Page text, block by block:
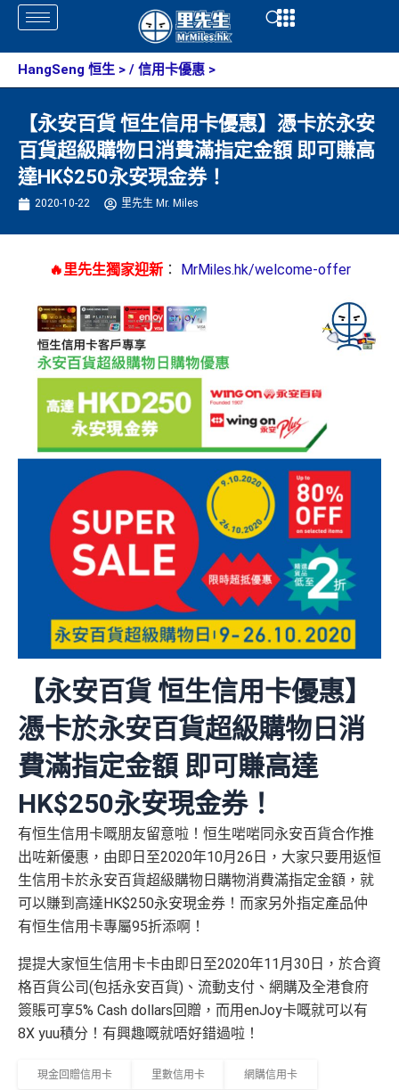
Skip
content
Open
HangSeng 恒生 > / 信用卡優惠 >
【永安百貨 恒生信用卡優惠】憑卡於永安
百貨超級購物日消費滿指定金額 即可賺高
達HK$250永安現金券！
2020-10-22 里先生 Mr. Miles
🔥里先生獨家迎新： MrMiles.hk/welcome-offer
【永安百貨 恒生信用卡優惠】
憑卡於永安百貨超級購物日消
費滿指定金額 即可賺高達
HK$250永安現金券！
有恒生信用卡嘅朋友留意啦！恒生啱啱同永安百貨合作推
出咗新優惠，由即日至2020年10月26日，大家只要用返恒
生信用卡於永安百貨超級購物日購物消費滿指定金額，就
可以賺到高達HK$250永安現金券！而家另外指定產品仲
有恒生信用卡專屬95折添啊！
提提大家恒生信用卡卡由即日至2020年11月30日，於合資
格百貨公司(包括永安百貨)、流動支付、網購及全港食府
簽賬可享5% Cash dollars回贈，而用enJoy卡嘅就可以有
8X yuu積分！有興趣嘅就唔好錯過啦！
現金回贈信用卡 里數信用卡 網購信用卡